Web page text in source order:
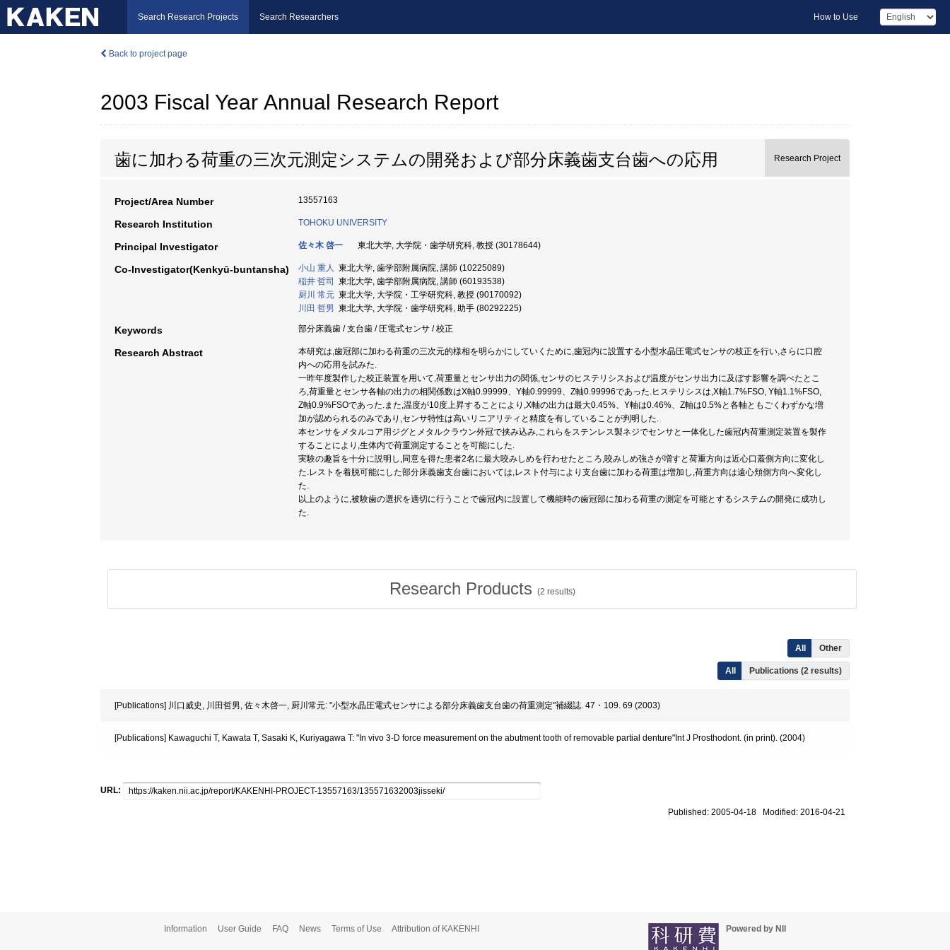
Search Research Projects Search Researchers How to Use
Back to project page
2003 Fiscal Year Annual Research Report
歯に加わる荷重の三次元測定システムの開発および部分床義歯支台歯への応用 Research Project
Project/Area Number 13557163
Research Institution TOHOKU UNIVERSITY
Principal Investigator 佐々木 啓一 東北大学, 大学院・歯学研究科, 教授 (30178644)
Co-Investigator(Kenkyū-buntansha) 小山 重人 東北大学, 歯学部附属病院, 講師 (10225089)
稲井 哲司
東北大学, 歯学部附属病院, 講師 (60193538)
厨川 常元 東北大学, 大学院・工学研究科, 教授 (90170092)
川田 哲男 東北大学, 大学院・歯学研究科, 助手 (80292225)
Keywords 部分床義歯 / 支台歯 / 圧電式センサ / 校正
Research Abstract
本研究は,歯冠部に加わる荷重の三次元的様相を明らかにしていくために,歯冠内に設置する小型水晶圧電式センサの枝正を行い,さらに口腔
内への応用を試みた.
一昨年度製作した校正装置を用いて,荷重量とセンサ出力の関係,センサのヒステリシスおよび温度がセンサ出力に及ぼす影響を調べたとこ
ろ,荷重量とセンサ各軸の出力の相関係数はX軸0.99999、Y軸0.99999、Z軸0.99996であった.ヒステリシスは,X軸1.7%FSO, Y軸1.1%FSO,
Z軸0.9%FSOであった.また,温度が10度上昇することにより,X軸の出力は最大0.45%、Y軸は0.46%、Z軸は0.5%と各軸ともごくわずかな増
加が認められるのみであり,センサ特性は高いリニアリティと精度を有していることが判明した.
本センサをメタルコア用ジグとメタルクラウン外冠で挟み込み,これらをステンレス製ネジでセンサと一体化した歯冠内荷重測定装置を製作
することにより,生体内で荷重測定することを可能にした.
実験の趣旨を十分に説明し,同意を得た患者2名に最大咬みしめを行わせたところ,咬みしめ強さが増すと荷重方向は近心口蓋側方向に変化し
た.レストを着脱可能にした部分床義歯支台歯においては,レスト付与により支台歯に加わる荷重は増加し,荷重方向は遠心頬側方向へ変化し
た.
以上のように,被験歯の選択を適切に行うことで歯冠内に設置して機能時の歯冠部に加わる荷重の測定を可能とするシステムの開発に成功し
た.
Research Products (2 results)
All Other
All Publications (2 results)
[Publications] 川口威史, 川田哲男, 佐々木啓一, 厨川常元: "小型水晶圧電式センサによる部分床義歯支台歯の荷重測定"補綴誌. 47・109. 69 (2003)
[Publications] Kawaguchi T, Kawata T, Sasaki K, Kuriyagawa T: "In vivo 3-D force measurement on the abutment tooth of removable partial denture"Int J Prosthodont. (in print). (2004)
URL:
Published: 2005-04-18 Modified: 2016-04-21
Information User Guide FAQ News Terms of Use Attribution of KAKENHI Powered by NII